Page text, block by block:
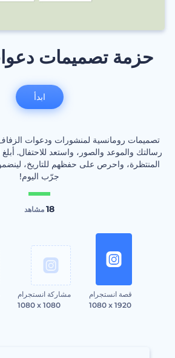
حزمة تصميمات
تصميمات رومانسية لمنشورات ودعوات
رسالتك والموعد والصور، واستعد للاحتفال.
المنتظرة، واحرص على حفظهم للتاريخ،
جرّب اليوم!
18 مشاهد
قصة انستجرام
1080 x 1920
مشاركة انستجرام
1080 x 1080
ابدأ